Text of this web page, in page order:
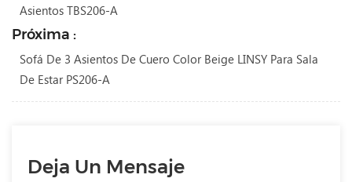
Asientos TBS206-A
Próxima :
Sofá De 3 Asientos De Cuero Color Beige LINSY Para Sala
De Estar PS206-A
Deja Un Mensaje